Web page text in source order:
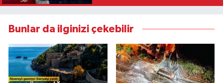
Bunlar da ilginizi çekebilir